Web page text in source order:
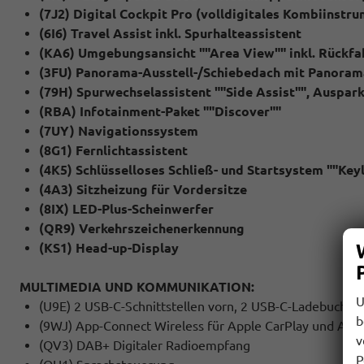
(7J2) Digital Cockpit Pro (volldigitales
(6I6) Travel Assist inkl. Spurhalteassistent
(KA6) Umgebungsansicht ""Area View"" inkl.
(3FU) Panorama-Ausstell-/Schiebedach mit
(79H) Spurwechselassistent ""Side Assist"",
(RBA) Infotainment-Paket ""Discover""
(7UY) Navigationssystem
(8G1) Fernlichtassistent
(4K5) Schlüsselloses Schließ- und Startsystem
(4A3) Sitzheizung für Vordersitze
(8IX) LED-Plus-Scheinwerfer
(QR9) Verkehrszeichenerkennung
(KS1) Head-up-Display
MULTIMEDIA UND KOMMUNIKATION:
(U9E) 2 USB-C-Schnittstellen vorn, 2 USB-C-
(9WJ) App-Connect Wireless für Apple CarPlay und
(QV3) DAB+ Digitaler Radioempfang